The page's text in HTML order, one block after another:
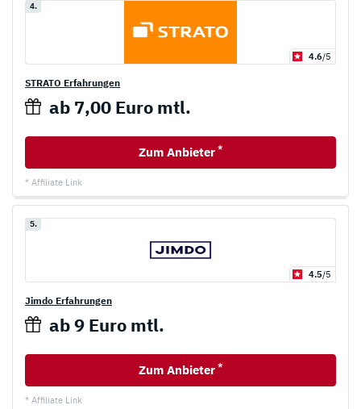
4.
4.6/5
STRATO Erfahrungen
ab 7,00 Euro mtl.
Zum Anbieter *
* Affiliate Link
5.
4.5/5
Jimdo Erfahrungen
ab 9 Euro mtl.
Zum Anbieter *
* Affiliate Link